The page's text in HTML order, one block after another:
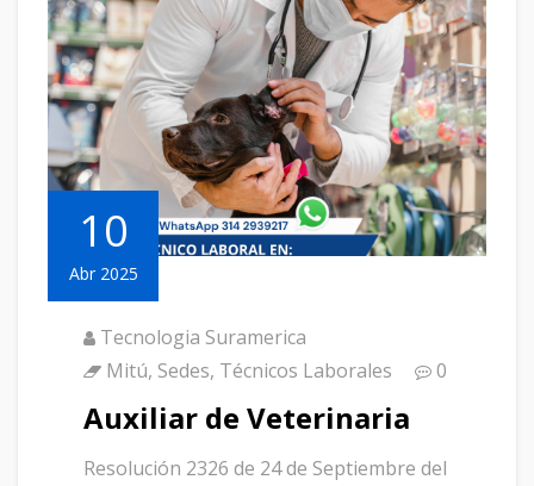
10
Abr 2025
Tecnologia Suramerica
Mitú, Sedes, Técnicos Laborales 0
Auxiliar de Veterinaria
Resolución 2326 de 24 de Septiembre del